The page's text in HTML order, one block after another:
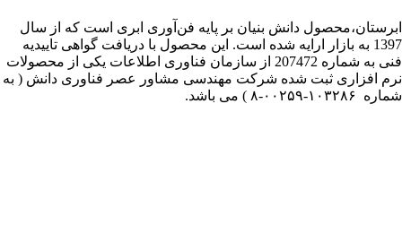
ابرستان،محصول دانش بنیان بر پایه فن‌آوری ابری است که از سال
1397 به بازار ارایه شده است. این محصول با دریافت گواهی تاییدیه
فنی به شماره 207472 از سازمان فناوری اطلاعات یکی از محصولات
نرم افزاری ثبت شده شرکت مهندسی مشاور عصر فناوری دانش ( به
شماره ۱۰۳۲۸۶-۰۰۲۵۹-۸ ) می باشد.